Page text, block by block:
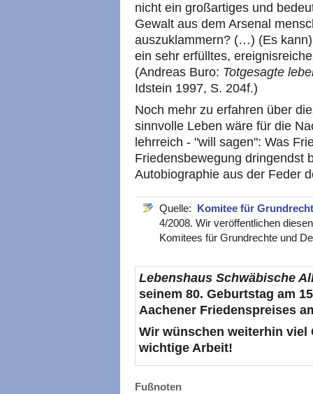
nicht ein großartiges und
Gewalt aus dem Arsenal
auszuklammern? (…) (Es
ein sehr erfülltes,
(Andreas Buro: Totgesagte
Idstein 1997, S. 204f.)
Noch mehr zu erfahren über
sinnvolle Leben wäre für die
lehrreich - "will sagen": Was
Friedensbewegung dringendst
Autobiographie aus der Feder
Quelle: Komitee für
4/2008. Wir veröffentlichen
Komitees für Grundrechte und
Lebenshaus Schwäbische
seinem 80. Geburtstag am
Aachener Friedenspreises
Wir wünschen weiterhin viel
wichtige Arbeit!
Fußnoten